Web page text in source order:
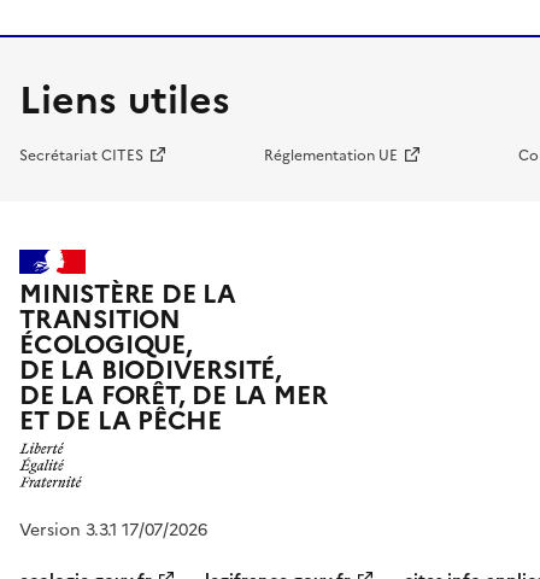
Liens utiles
Secrétariat CITES Réglementation UE
MINISTÈRE DE LA
TRANSITION
ÉCOLOGIQUE,
DE LA BIODIVERSITÉ,
DE LA FORÊT, DE LA MER
ET DE LA PÊCHE
Version 3.3.1 17/07/2026